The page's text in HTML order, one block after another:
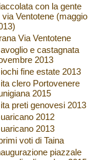
con la gente
via Ventotene (maggio
Via Ventotene
e castagnata
2013
fine estate 2013
clero Portovenere
2015
preti genovesi 2013
2012
2013
voti di Taina
piazzale